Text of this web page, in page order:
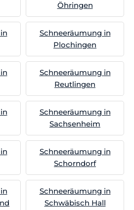
Öhringen
Schneeräumung in
Plochingen
Schneeräumung in
Reutlingen
Schneeräumung in
Sachsenheim
Schneeräumung in
Schorndorf
Schneeräumung in
Schwäbisch Hall